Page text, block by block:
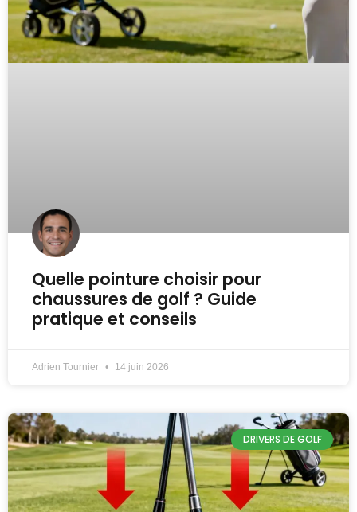
Quelle pointure choisir pour
chaussures de golf ? Guide
pratique et conseils
Adrien Tournier 14 juin 2026
DRIVERS DE GOLF